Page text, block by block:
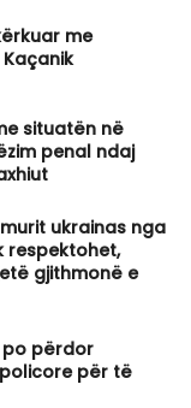
me
situatën në
penal ndaj
ukrainas nga
respektohet,
gjithmonë e
po përdor
për të